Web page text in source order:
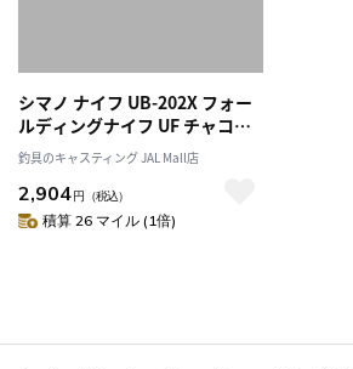
シマノ ナイフ UB-202X フォー
ルディングナイフ UF チャコー
ルグレー
釣具のキャスティング JAL Mall店
2,904円 （税込）
積算 26 マイル (1倍)